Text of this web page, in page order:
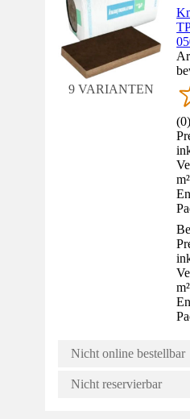
9 VARIANTEN
(0)
m²
m²
Nicht online bestellbar
Nicht reservierbar